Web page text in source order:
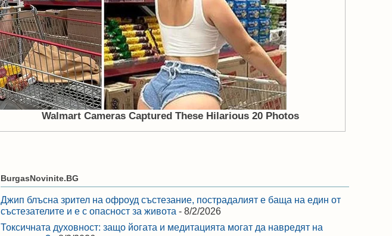
BurgasNovinite.BG
Джип блъсна зрител на офроуд състезание, пострадалият е баща на един от
състезателите и е с опасност за живота - 8/2/2026
Токсичната духовност: защо йогата и медитацията могат да навредят на